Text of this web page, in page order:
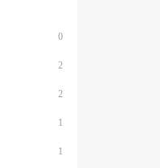
0
2
2
1
1